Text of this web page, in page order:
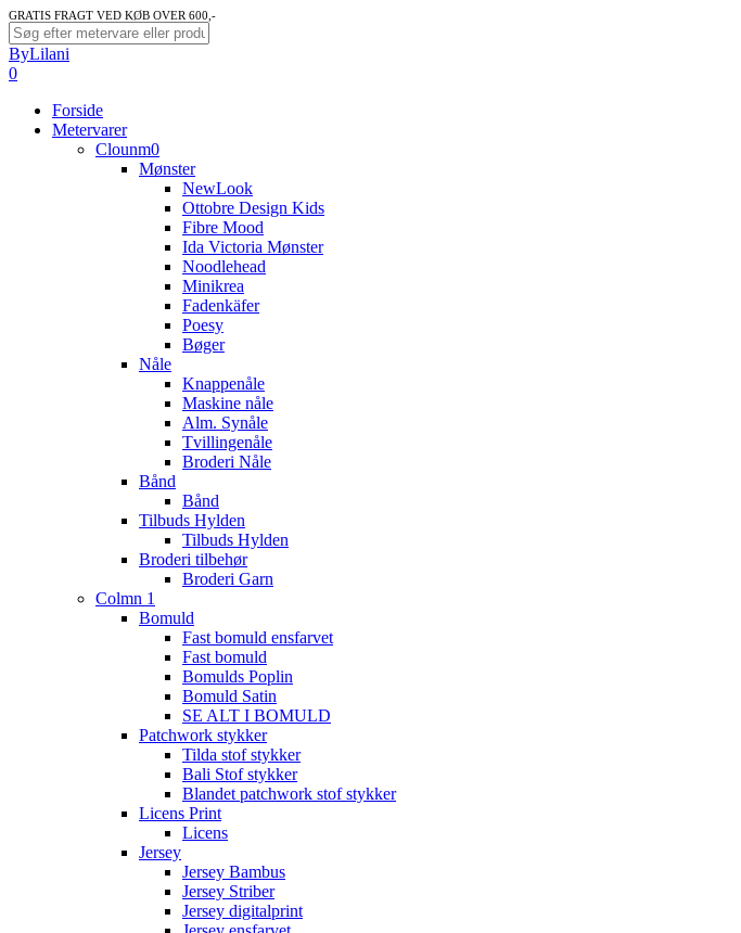
Skip
to
main
content
GRATIS FRAGT VED KØB OVER 600,-
Close
Search
ByLilani
search
account
0
Forside
Metervarer
Clounm0
Mønster
NewLook
Ottobre Design Kids
Fibre Mood
Ida Victoria Mønster
Noodlehead
Minikrea
Fadenkäfer
Poesy
Bøger
Nåle
Knappenåle
Maskine nåle
Alm. Synåle
Tvillingenåle
Broderi Nåle
Bånd
Bånd
Tilbuds Hylden
Tilbuds Hylden
Broderi tilbehør
Broderi Garn
Colmn 1
Bomuld
Fast bomuld ensfarvet
Fast bomuld
Bomulds Poplin
Bomuld Satin
SE ALT I BOMULD
Patchwork stykker
Tilda stof stykker
Bali Stof stykker
Blandet patchwork stof stykker
Licens Print
Licens
Jersey
Jersey Bambus
Jersey Striber
Jersey digitalprint